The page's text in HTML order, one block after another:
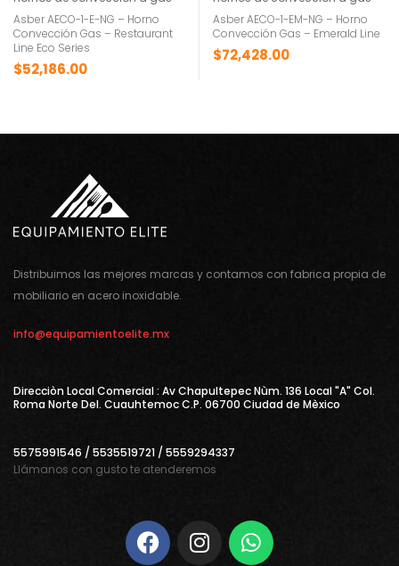
Asber AECO-1-E-NG – Horno
Convección Gas – Restaurant
Line Eco Series
$52,186.00
Asber AECO-1-EM-NG – Horno
Convección Gas – Emerald Line
$72,428.00
Distribuimos las mejores marcas y contamos con fabrica propia de
mobiliario en acero inoxidable.
info@equipamientoelite.mx
Direcciòn Local Comercial : Av Chapultepec Nùm. 136 Local "A" Col.
Roma Norte Del. Cuauhtemoc C.P. 06700 Ciudad de Mèxico
5575991546 / 5535519721 / 5559294337
Llámanos con gusto te atenderemos